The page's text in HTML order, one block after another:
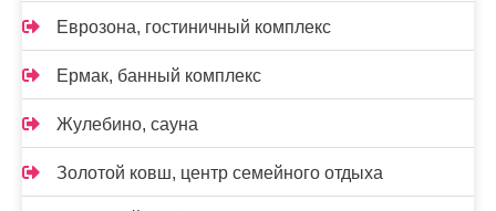
Еврозона, гостиничный комплекс
Ермак, банный комплекс
Жулебино, сауна
Золотой ковш, центр семейного отдыха